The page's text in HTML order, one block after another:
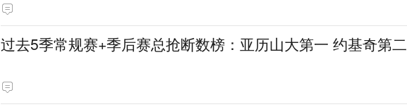
过去5季常规赛+季后赛总抢断数榜：亚历山大第一 约基奇第二